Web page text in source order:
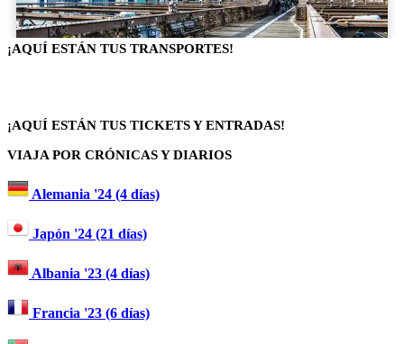
¡AQUÍ ESTÁN TUS TRANSPORTES!
¡AQUÍ ESTÁN TUS TICKETS Y ENTRADAS!
VIAJA POR CRÓNICAS Y DIARIOS
Alemania '24 (4 días)
Japón '24 (21 días)
Albania '23 (4 días)
Francia '23 (6 días)